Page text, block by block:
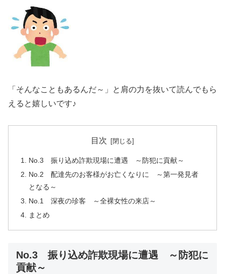
「そんなこともあるんだ～」と肩の力を抜いて読んでもら
えると嬉しいです♪
目次
No.3 振り込め詐欺現場に遭遇 ～防犯に貢献～
No.2 配達先のお客様がお亡くなりに ～第一発見者
となる～
No.1 深夜の珍客 ～全裸女性の来店～
まとめ
No.3 振り込め詐欺現場に遭遇 ～防犯に
貢献～